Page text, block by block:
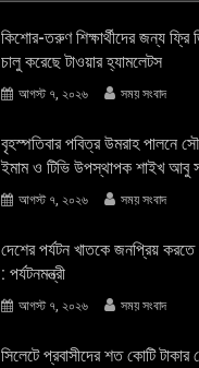
কিশোর-তরুণ শিক্ষার্থীদের জন্য ফ্রি
চালু করেছে টাওয়ার হ্যামলেটস
আগস্ট ৭, ২০২৬ সময় সংবাদ
বৃহস্পতিবার পবিত্র উমরাহ পালনে
ইমাম ও টিভি উপস্থাপক শাইখ আবু
আগস্ট ৭, ২০২৬ সময় সংবাদ
দেশের পর্যটন খাতকে জনপ্রিয়
: পর্যটনমন্ত্রী
আগস্ট ৭, ২০২৬ সময় সংবাদ
সিলেটে প্রবাসীদের শত কোটি টাকার